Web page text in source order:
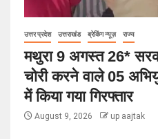
उत्तर प्रदेश उत्तराखंड ब्रेकिंग न्यूज़ राज्य
मथुरा 9 अगस्त 26*
चोरी करने वाले 05
में किया गया गिरफ्तार
August 9, 2026 up aajtak